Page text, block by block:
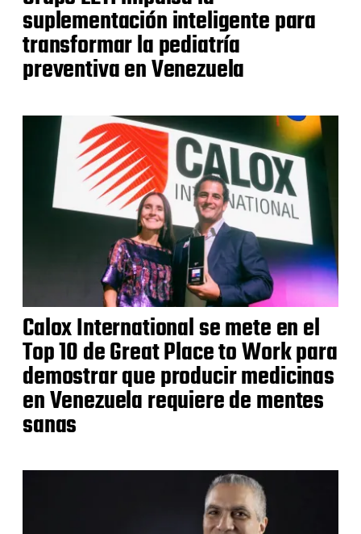
suplementación inteligente para
transformar la pediatría
preventiva en Venezuela
Calox International se mete en el
Top 10 de Great Place to Work para
demostrar que producir medicinas
en Venezuela requiere de mentes
sanas